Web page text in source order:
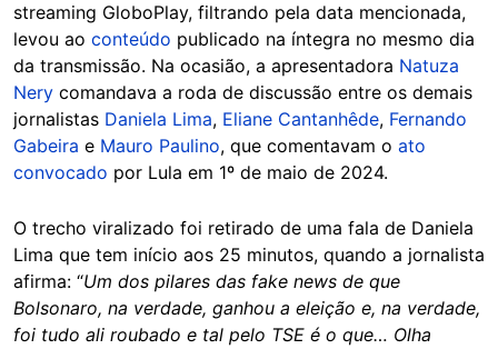
streaming GloboPlay, filtrando pela data mencionada,
levou ao conteúdo publicado na íntegra no mesmo dia
da transmissão. Na ocasião, a apresentadora Natuza
Nery comandava a roda de discussão entre os demais
jornalistas Daniela Lima, Eliane Cantanhêde, Fernando
Gabeira e Mauro Paulino, que comentavam o ato
convocado por Lula em 1º de maio de 2024.
O trecho viralizado foi retirado de uma fala de Daniela
Lima que tem início aos 25 minutos, quando a jornalista
afirma: “Um dos pilares das fake news de que
Bolsonaro, na verdade, ganhou a eleição e, na verdade,
foi tudo ali roubado e tal pelo TSE é o que… Olha